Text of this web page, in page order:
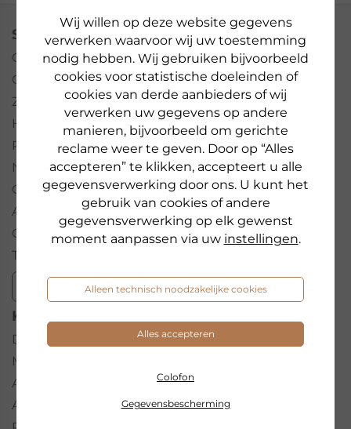
Wij willen op deze website gegevens
verwerken waarvoor wij uw toestemming
nodig hebben. Wij gebruiken bijvoorbeeld
cookies voor statistische doeleinden of
cookies van derde aanbieders of wij
verwerken uw gegevens op andere
manieren, bijvoorbeeld om gerichte
reclame weer te geven. Door op “Alles
accepteren” te klikken, accepteert u alle
gegevensverwerking door ons. U kunt het
gebruik van cookies of andere
gegevensverwerking op elk gewenst
moment aanpassen via uw instellingen.
Alleen technisch noodzakelijke cookies
Alles accepteren
Colofon
Gegevensbescherming
SERVICE
Over ons
Contact
Zoek salon
Hulp/FAQ's
Pers
Nieuwsbrief
Colofon
Algemene Voorwaarden
Gegevensbescherming
Toegankelijkheidsverklaring
Bestelling herroepen
KEYWORDS
Droge huid
Make-up
Anti-Age
Ampul